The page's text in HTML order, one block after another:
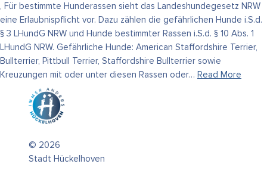
, Für bestimmte Hunderassen sieht das Landeshundegesetz NRW
eine Erlaubnispflicht vor. Dazu zählen die gefährlichen Hunde i.S.d.
§ 3 LHundG NRW und Hunde bestimmter Rassen i.S.d. § 10 Abs. 1
LHundG NRW. Gefährliche Hunde: American Staffordshire Terrier,
Bullterrier, Pittbull Terrier, Staffordshire Bullterrier sowie
Kreuzungen mit oder unter diesen Rassen oder… Read More
© 2026
Stadt Hückelhoven